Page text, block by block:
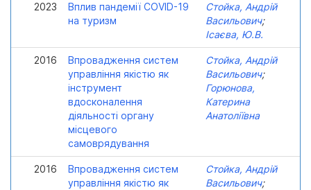
2023
Вплив пандемії COVID-19
на туризм
Стойка, Андрій
Васильович;
Ісаєва, Ю.В.
2016
Впровадження систем
управління якістю як
інструмент
вдосконалення
діяльності органу
місцевого
самоврядування
Стойка, Андрій
Васильович;
Горюнова,
Катерина
Анатоліївна
2016
Впровадження систем
управління якістю як
Стойка, Андрій
Васильович;